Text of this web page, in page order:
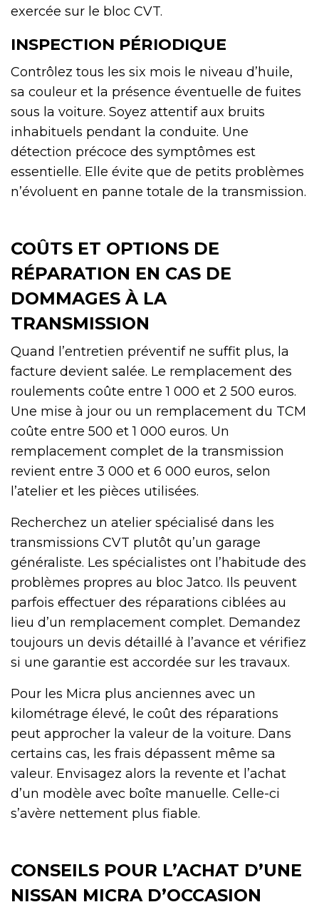
exercée sur le bloc CVT.
INSPECTION PÉRIODIQUE
Contrôlez tous les six mois le niveau d’huile,
sa couleur et la présence éventuelle de fuites
sous la voiture. Soyez attentif aux bruits
inhabituels pendant la conduite. Une
détection précoce des symptômes est
essentielle. Elle évite que de petits problèmes
n’évoluent en panne totale de la transmission.
COÛTS ET OPTIONS DE
RÉPARATION EN CAS DE
DOMMAGES À LA
TRANSMISSION
Quand l’entretien préventif ne suffit plus, la
facture devient salée. Le remplacement des
roulements coûte entre 1 000 et 2 500 euros.
Une mise à jour ou un remplacement du TCM
coûte entre 500 et 1 000 euros. Un
remplacement complet de la transmission
revient entre 3 000 et 6 000 euros, selon
l’atelier et les pièces utilisées.
Recherchez un atelier spécialisé dans les
transmissions CVT plutôt qu’un garage
généraliste. Les spécialistes ont l’habitude des
problèmes propres au bloc Jatco. Ils peuvent
parfois effectuer des réparations ciblées au
lieu d’un remplacement complet. Demandez
toujours un devis détaillé à l’avance et vérifiez
si une garantie est accordée sur les travaux.
Pour les Micra plus anciennes avec un
kilométrage élevé, le coût des réparations
peut approcher la valeur de la voiture. Dans
certains cas, les frais dépassent même sa
valeur. Envisagez alors la revente et l’achat
d’un modèle avec boîte manuelle. Celle-ci
s’avère nettement plus fiable.
CONSEILS POUR L’ACHAT D’UNE
NISSAN MICRA D’OCCASION